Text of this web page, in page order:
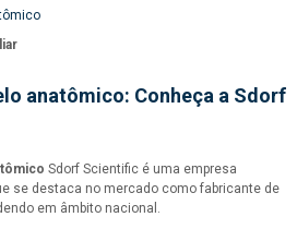
anatômico: Conheça a Sdorf
Sdorf Scientific é uma empresa
se destaca no mercado como fabricante de
em âmbito nacional.